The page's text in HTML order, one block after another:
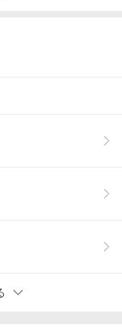
のに機能性の高い
です。「マワ」の
り落ちにくくした
スやキャミソール